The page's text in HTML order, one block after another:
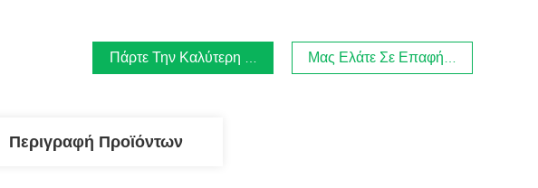
Πάρτε Την Καλύτερη Τιμή Μας Ελάτε Σε Επαφή Με
Περιγραφή Προϊόντων